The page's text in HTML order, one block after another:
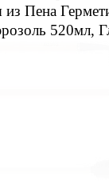
из Пена
520мл,